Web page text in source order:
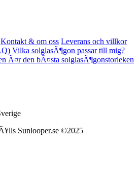
Kontakt & om oss Leverans och villkor
Vilka solglasÃ¶gon passar till mig?
Ã¤r den bÃ¤sta solglasÃ¶gonstorleken
Sunlooper.se ©2025